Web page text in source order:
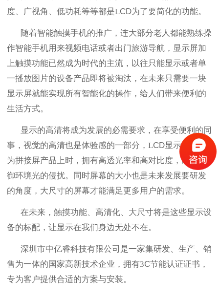
度、广视角、低功耗等等都是LCD为了要简化的功能。
随着智能触摸手机的推广，连大部分老人都能熟练操
作智能手机用来视频电话或者出门旅游导航，显示屏加
上触摸功能已然成为时代的主流，以往只能显示或者单
一播放图片的设备产品即将被淘汰，在未来只需要一块
显示屏就能实现所有智能化的操作，给人们带来便利的
生活方式。
显示的高清将成为发展的必需要求，在享受便利的同
事，视觉的高清也是体验感的一部分， LCD显示屏在用
为拼接屏产品上时，拥有高透光率和高对比度，能够抵
御环境光的侵扰。同时屏幕的大小也是未来发展要研发
的角度，大尺寸的屏幕才能满足更多用户的需求。
在未来，触摸功能、高清化、大尺寸将是这些显示设
备的标配，让显示在我们身边无处不在。
深圳市中亿睿科技有限公司是一家集研发、生产、销
售为一体的国家高新技术企业，拥有3C节能认证证书，
专为客户提供合适的方案与安装。